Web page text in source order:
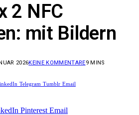
2 NFC
mit Bildern
2026KEINE KOMMENTARE9 MINS
Telegram Tumblr Email
Pinterest Email